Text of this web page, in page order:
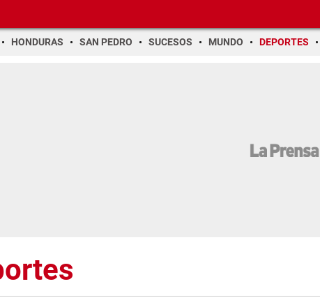
HONDURAS SAN PEDRO SUCESOS MUNDO DEPORTES